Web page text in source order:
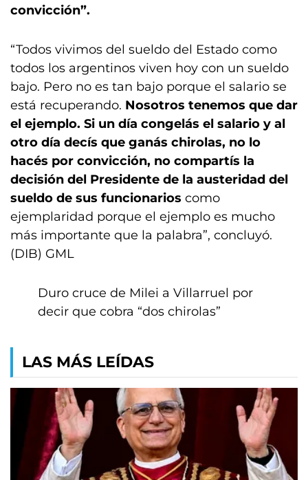
convicción”.
“Todos vivimos del sueldo del Estado como
todos los argentinos viven hoy con un sueldo
bajo. Pero no es tan bajo porque el salario se
está recuperando. Nosotros tenemos que dar
el ejemplo. Si un día congelás el salario y al
otro día decís que ganás chirolas, no lo
hacés por convicción, no compartís la
decisión del Presidente de la austeridad del
sueldo de sus funcionarios como
ejemplaridad porque el ejemplo es mucho
más importante que la palabra”, concluyó.
(DIB) GML
Duro cruce de Milei a Villarruel por
decir que cobra “dos chirolas”
LAS MÁS LEÍDAS